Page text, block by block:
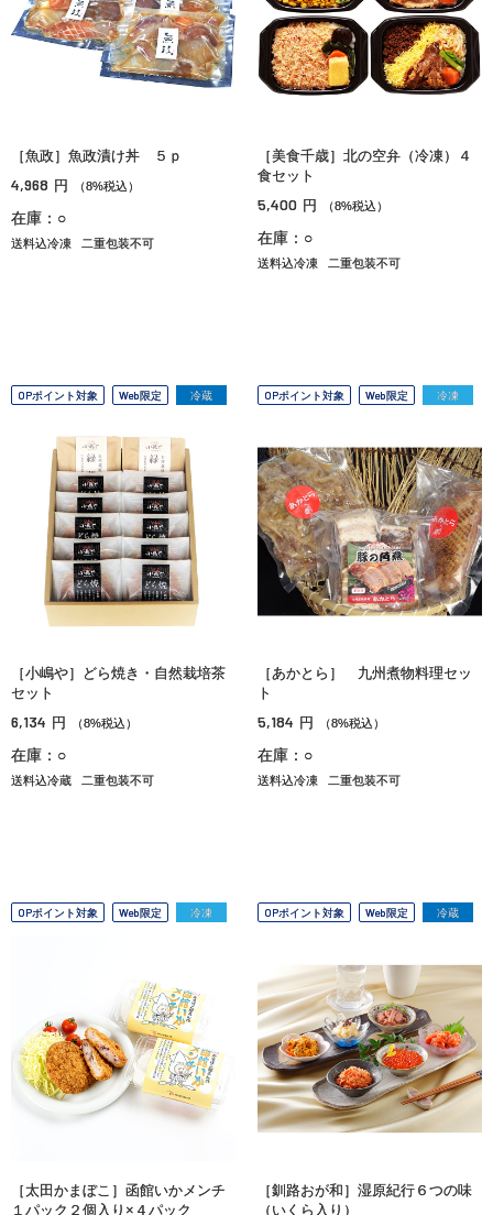
［魚政］魚政漬け丼 ５ｐ
4,968 円 （8%税込）
在庫：○
送料込冷凍 二重包装不可
［美食千歳］北の空弁（冷凍）４
食セット
5,400 円 （8%税込）
在庫：○
送料込冷凍 二重包装不可
OPポイント対象 Web限定 冷蔵
［小嶋や］どら焼き・自然栽培茶
セット
6,134 円 （8%税込）
在庫：○
送料込冷蔵 二重包装不可
OPポイント対象 Web限定 冷凍
［あかとら］ 九州煮物料理セッ
ト
5,184 円 （8%税込）
在庫：○
送料込冷凍 二重包装不可
OPポイント対象 Web限定 冷凍
［太田かまぼこ］函館いかメンチ
１パック２個入り×４パック
OPポイント対象 Web限定 冷蔵
［釧路おが和］湿原紀行６つの味
（いくら入り）